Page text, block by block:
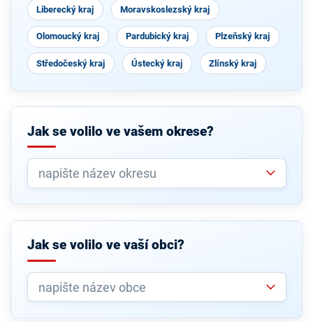
Liberecký kraj Moravskoslezský kraj
Olomoucký kraj Pardubický kraj Plzeňský kraj
Středočeský kraj Ústecký kraj Zlínský kraj
Jak se volilo ve vašem okrese?
Jak se volilo ve vaší obci?